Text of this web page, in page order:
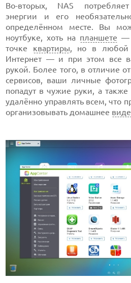
Во-вторых, NAS
энергии и его
определённом месте. Вы
ноутбуке, хоть на планшете —
точке квартиры, но в любой
Интернет — и при этом все
рукой. Более того, в отличие
сервисов, ваши личные
попадут в чужие руки, а
удалённо управлять всем, что
организовывать домашнее